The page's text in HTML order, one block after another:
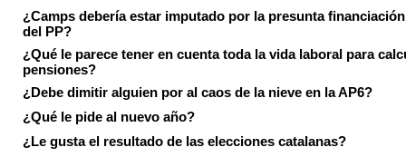
¿Camps debería estar imputado por la presunta
del PP?
¿Qué le parece tener en cuenta toda la vida laboral para
pensiones?
¿Debe dimitir alguien por al caos de la nieve en la AP6?
¿Qué le pide al nuevo año?
¿Le gusta el resultado de las elecciones catalanas?